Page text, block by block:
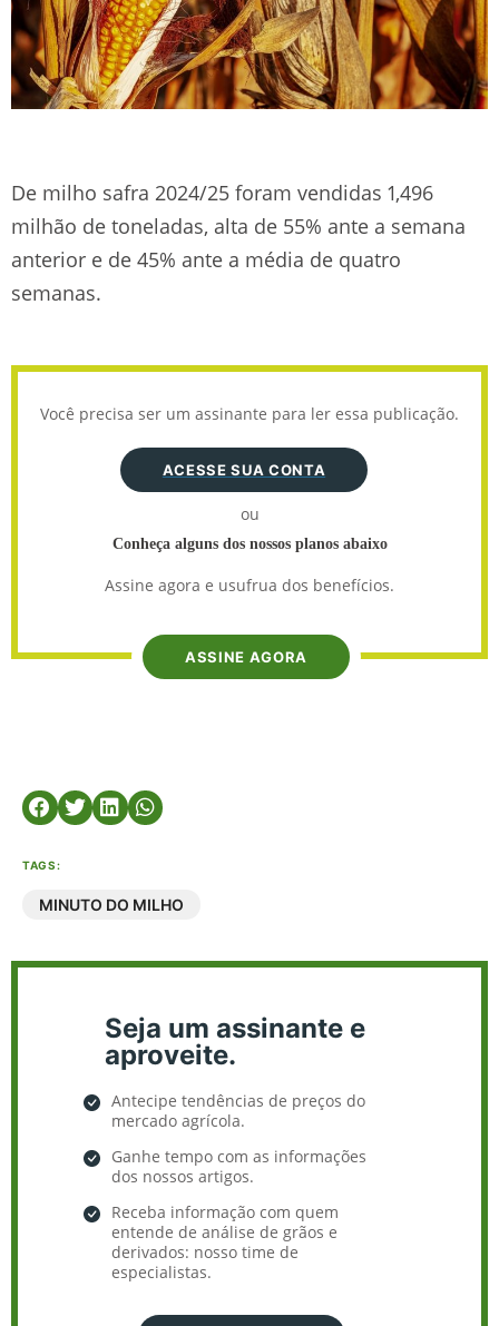
De milho safra 2024/25 foram vendidas 1,496
milhão de toneladas, alta de 55% ante a semana
anterior e de 45% ante a média de quatro
semanas.
Você precisa ser um assinante para ler essa publicação.
ACESSE SUA CONTA
ou
Conheça alguns dos nossos planos abaixo
Assine agora e usufrua dos benefícios.
ASSINE AGORA
TAGS:
MINUTO DO MILHO
Seja um assinante e
aproveite.
Antecipe tendências de preços do
mercado agrícola.
Ganhe tempo com as informações
dos nossos artigos.
Receba informação com quem
entende de análise de grãos e
derivados: nosso time de
especialistas.